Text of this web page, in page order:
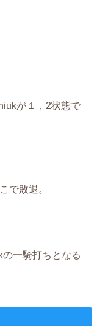
が１，2状態で
で敗退。
一騎打ちとなる